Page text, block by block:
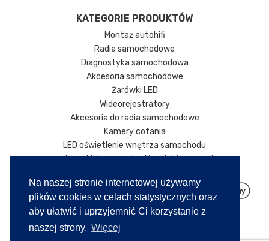
Na naszej stronie internetowej używamy
plików cookies w celach statystycznych oraz
aby ułatwić i uprzyjemnić Ci korzystanie z
naszej strony. Więcej
KATEGORIE PRODUKTÓW
Montaż autohifi
Radia samochodowe
Diagnostyka samochodowa
Akcesoria samochodowe
Żarówki LED
Wideorejestratory
Akcesoria do radia samochodowe
Kamery cofania
LED oświetlenie wnętrza samochodu
Ładowarki do samochodów elektrycznych